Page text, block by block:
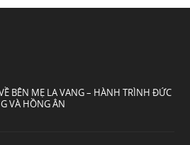
BÊN MẸ LA VANG – HÀNH TRÌNH ĐỨC
VÀ HỒNG ÂN